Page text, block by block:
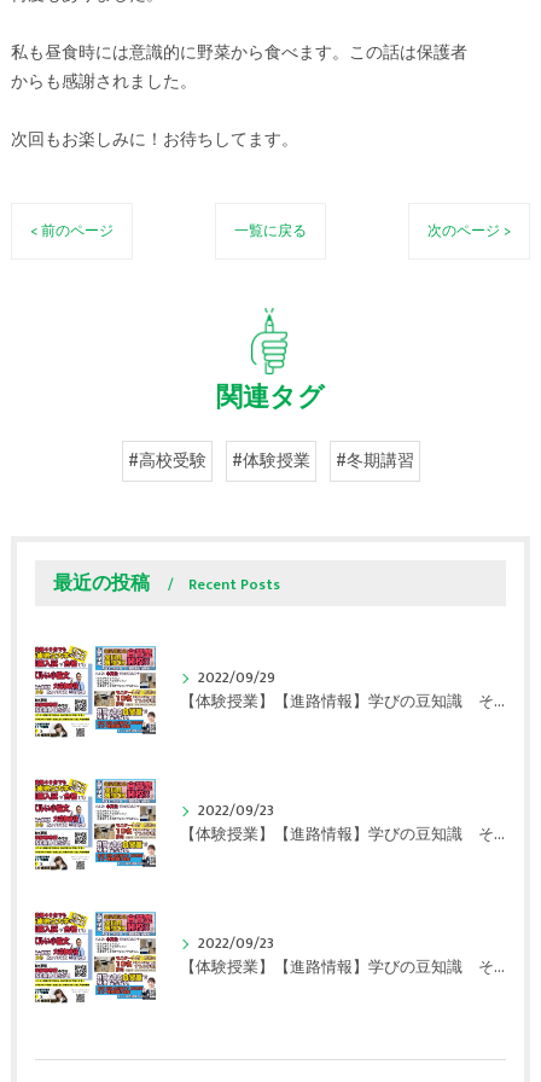
私も昼食時には意識的に野菜から食べます。この話は保護者
からも感謝されました。
次回もお楽しみに！お待ちしてます。
< 前のページ 一覧に戻る 次のページ >
関連タグ
#高校受験 #体験授業 #冬期講習
最近の投稿 Recent Posts
2022/09/29
【体験授業】【進路情報】学びの豆知識 その108 やはり、これに帰ってくる？｜英賀保駅前のすらら学習塾姫路英賀保校
2022/09/23
【体験授業】【進路情報】学びの豆知識 その107 実力テストや模試が苦手な人は｜英賀保駅前のすらら学習塾姫路英賀保校
2022/09/23
【体験授業】【進路情報】学びの豆知識 その106 やはり目的がないとモチベーションが上がらない ｜英賀保駅前のすらら学習塾姫路英賀保校